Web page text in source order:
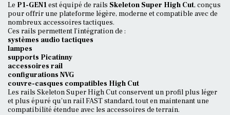
Le P1-GEN1est équipé de rails Skeleton Super High Cut, conçus
pour offrir une plateforme légère, moderne et compatible avec de
nombreux accessoires tactiques.
Ces rails permettent l’intégration de :
systèmes audio tactiques
lampes
supports Picatinny
accessoires rail
configurations NVG
couvre-casques compatibles High Cut
Les rails Skeleton Super High Cut conservent un profil plus léger
et plus épuré qu’un rail FAST standard, tout en maintenant une
compatibilité étendue avec les accessoires de terrain.